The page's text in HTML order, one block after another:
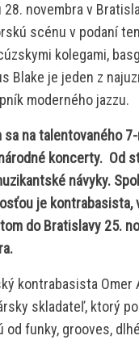
novembra v
scénu v podaní
kolegami,
Blake je jeden z
moderného jazzu.
sa na talentovaného
koncerty. Od
návyky.
je kontrabasista,
do Bratislavy 25.
kontrabasista
skladateľ, ktorý
od funky, grooves,